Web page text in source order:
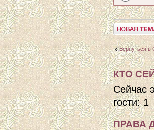
Начать новую
Вернуться в
КТО
Сейчас
гости: 1
ПРАВА